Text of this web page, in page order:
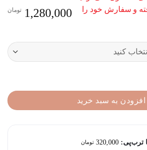
1,280,000 تومان
و سفارش خود را
عدد
افزودن به سبد خرید
ترب‌پی: 320,000 تومان